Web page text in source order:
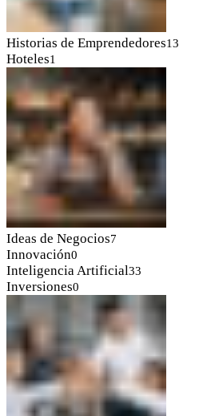
Historias de Emprendedores13
Hoteles1
Ideas de Negocios7
Innovación0
Inteligencia Artificial33
Inversiones0